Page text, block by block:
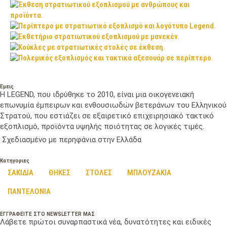
Εμεις
Η LEGEND, που ιδρύθηκε το 2010, είναι μια οικογενειακή
επωνυμία έμπειρων και ενθουσιωδών βετεράνων του Ελληνικού
Στρατού, που εστιάζει σε εξαιρετικό επιχειρησιακό τακτικό
εξοπλισμό, προϊόντα υψηλής ποιότητας σε λογικές τιμές.
Σχεδιασμένο με περηφάνια στην Ελλάδα
Κατηγοριες
ΣΑΚΙΔΙΑ ΘΗΚΕΣ ΣΤΟΛΕΣ ΜΠΛΟΥΖΑΚΙΑ
ΠΑΝΤΕΛΟΝΙΑ
ΕΓΓΡΑΦΕΙΤΕ ΣΤΟ NEWSLETTER ΜΑΣ
Λάβετε πρώτοι συναρπαστικά νέα, δυνατότητες και ειδικές